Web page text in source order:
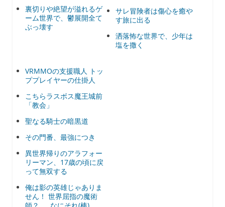
裏切りや絶望が溢れるゲ
ーム世界で、鬱展開全て
ぶっ壊す
サレ冒険者は傷心を癒や
す旅に出る
洒落怖な世界で、少年は
塩を撒く
VRMMOの支援職人 トッ
ププレイヤーの仕掛人
こちらラスボス魔王城前
「教会」
聖なる騎士の暗黒道
その門番、最強につき
異世界帰りのアラフォー
リーマン、17歳の頃に戻
って無双する
俺は影の英雄じゃありま
せん！ 世界屈指の魔術